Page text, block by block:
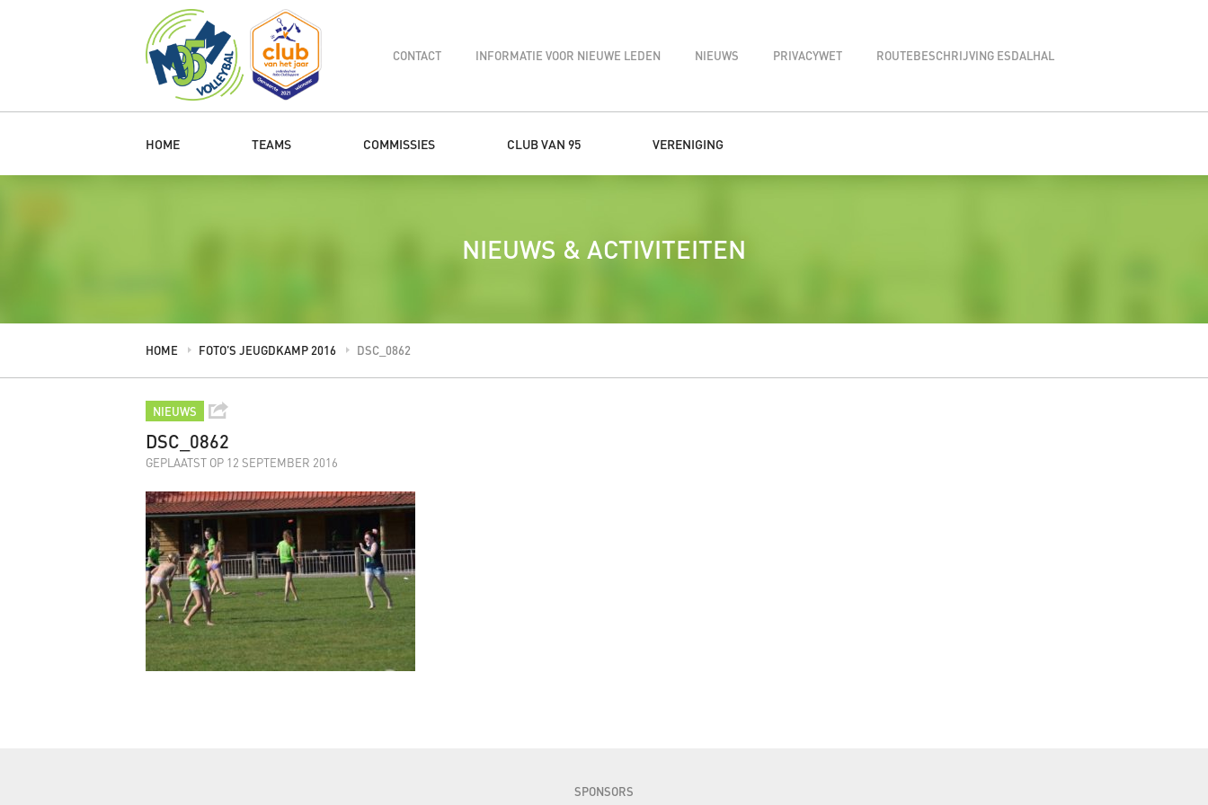
CONTACT INFORMATIE VOOR NIEUWE LEDEN NIEUWS PRIVACYWET ROUTEBESCHRIJVING ESDALHAL
HOME TEAMS COMMISSIES CLUB VAN 95 VERENIGING
NIEUWS & ACTIVITEITEN
HOME FOTO’S JEUGDKAMP 2016 DSC_0862
NIEUWS
DSC_0862
GEPLAATST OP 12 SEPTEMBER 2016
SPONSORS